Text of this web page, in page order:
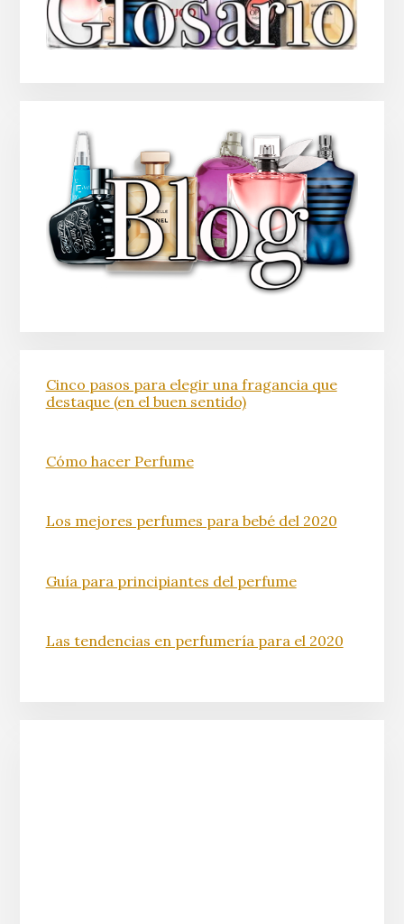
Cinco pasos para elegir una fragancia que
destaque (en el buen sentido)
Cómo hacer Perfume
Los mejores perfumes para bebé del 2020
Guía para principiantes del perfume
Las tendencias en perfumería para el 2020